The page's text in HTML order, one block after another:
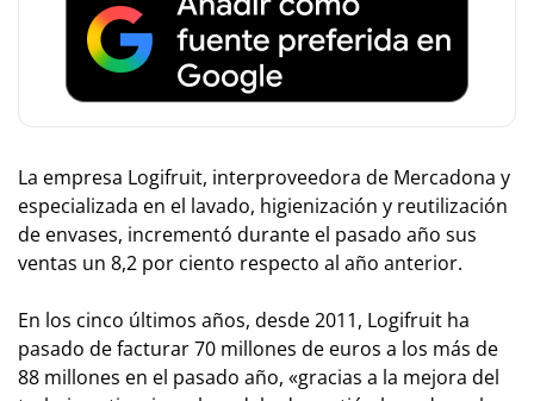
La empresa Logifruit, interproveedora de Mercadona y
especializada en el lavado, higienización y reutilización
de envases, incrementó durante el pasado año sus
ventas un 8,2 por ciento respecto al año anterior.
En los cinco últimos años, desde 2011, Logifruit ha
pasado de facturar 70 millones de euros a los más de
88 millones en el pasado año, «gracias a la mejora del